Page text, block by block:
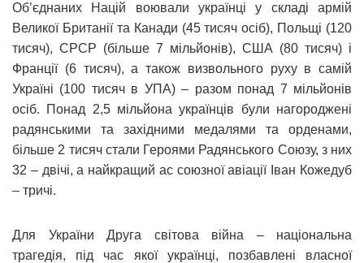
Об’єднаних Націй воювали українці у складі армій
Великої Британії та Канади (45 тисяч осіб), Польщі (120
тисяч), СРСР (більше 7 мільйонів), США (80 тисяч) і
Франції (6 тисяч), а також визвольного руху в самій
Україні (100 тисяч в УПА) – разом понад 7 мільйонів
осіб. Понад 2,5 мільйона українців були нагороджені
радянськими та західними медалями та орденами,
більше 2 тисяч стали Героями Радянського Союзу, з них
32 – двічі, а найкращий ас союзної авіації Іван Кожедуб
– тричі.
Для України Друга світова війна – національна
трагедія, під час якої українці, позбавлені власної